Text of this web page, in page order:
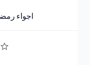
اجواء